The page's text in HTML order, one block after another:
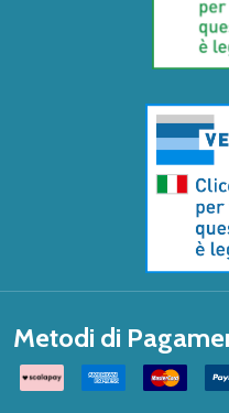
Metodi di